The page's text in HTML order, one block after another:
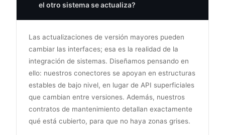
el otro sistema se actualiza?
Las actualizaciones de versión mayores pueden
cambiar las interfaces; esa es la realidad de la
integración de sistemas. Diseñamos pensando en
ello: nuestros conectores se apoyan en estructuras
estables de bajo nivel, en lugar de API superficiales
que cambian entre versiones. Además, nuestros
contratos de mantenimiento detallan exactamente
qué está cubierto, para que no haya zonas grises.